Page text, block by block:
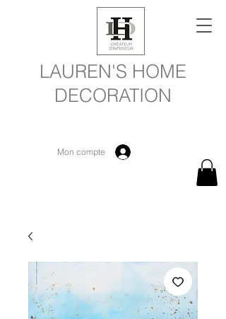
LAUREN'S HOME
DECORATION
Mon compte